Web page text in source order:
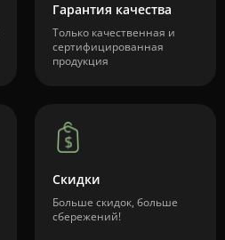
Гарантия качества
Только качественная и
сертифицированная
продукция
Скидки
Больше скидок, больше
сбережений!